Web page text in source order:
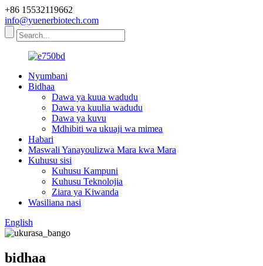
+86 15532119662
info@yuenerbiotech.com
Nyumbani
Bidhaa
Dawa ya kuua wadudu
Dawa ya kuulia wadudu
Dawa ya kuvu
Mdhibiti wa ukuaji wa mimea
Habari
Maswali Yanayoulizwa Mara kwa Mara
Kuhusu sisi
Kuhusu Kampuni
Kuhusu Teknolojia
Ziara ya Kiwanda
Wasiliana nasi
English
bidhaa